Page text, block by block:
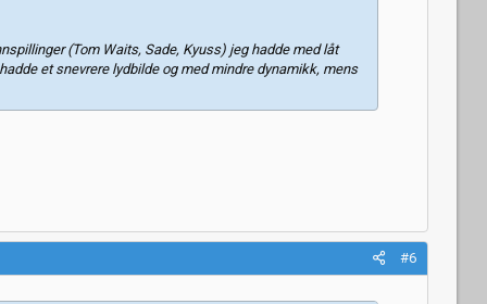
(Tom Waits, Sade, Kyuss) jeg hadde med låt
et snevrere lydbilde og med mindre dynamikk, mens
#6